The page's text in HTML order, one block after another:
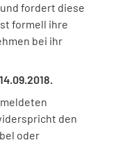
fordert diese
formell ihre
bei ihr
den
oder